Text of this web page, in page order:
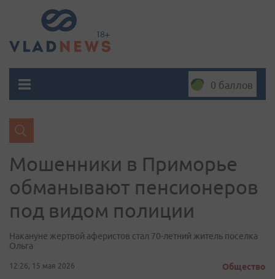
0 баллов
Мошенники в Приморье
обманывают пенсионеров
под видом полиции
Накануне жертвой аферистов стал 70-летний житель поселка
Ольга
12:26, 15 мая 2026 Общество